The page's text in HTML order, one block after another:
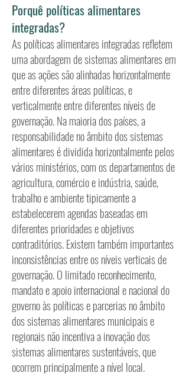
Porquê políticas alimentares
integradas?
As políticas alimentares integradas refletem
uma abordagem de sistemas alimentares em
que as ações são alinhadas horizontalmente
entre diferentes áreas políticas, e
verticalmente entre diferentes níveis de
governação. Na maioria dos países, a
responsabilidade no âmbito dos sistemas
alimentares é dividida horizontalmente pelos
vários ministérios, com os departamentos de
agricultura, comércio e indústria, saúde,
trabalho e ambiente tipicamente a
estabelecerem agendas baseadas em
diferentes prioridades e objetivos
contraditórios. Existem também importantes
inconsistências entre os níveis verticais de
governação. O limitado reconhecimento,
mandato e apoio internacional e nacional do
governo às políticas e parcerias no âmbito
dos sistemas alimentares municipais e
regionais não incentiva a inovação dos
sistemas alimentares sustentáveis, que
ocorrem principalmente a nível local.